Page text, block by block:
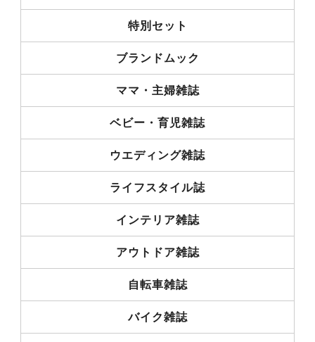
特別セット
ブランドムック
ママ・主婦雑誌
ベビー・育児雑誌
ウエディング雑誌
ライフスタイル誌
インテリア雑誌
アウトドア雑誌
自転車雑誌
バイク雑誌